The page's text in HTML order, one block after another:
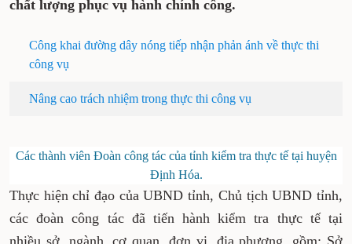
chất lượng phục vụ hành chính công.
Công khai đường dây nóng tiếp nhận phản ánh về thực thi
công vụ
Nâng cao trách nhiệm trong thực thi công vụ
Các thành viên Đoàn công tác của tỉnh kiểm tra thực tế tại huyện
Định Hóa.
Thực hiện chỉ đạo của UBND tỉnh, Chủ tịch UBND tỉnh,
các đoàn công tác đã tiến hành kiểm tra thực tế tại
nhiều sở, ngành, cơ quan, đơn vị, địa phương, gồm: Sở